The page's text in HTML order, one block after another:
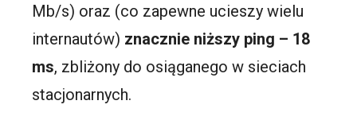
Mb/s) oraz (co zapewne ucieszy wielu
internautów) znacznie niższy ping – 18
ms, zbliżony do osiąganego w sieciach
stacjonarnych.